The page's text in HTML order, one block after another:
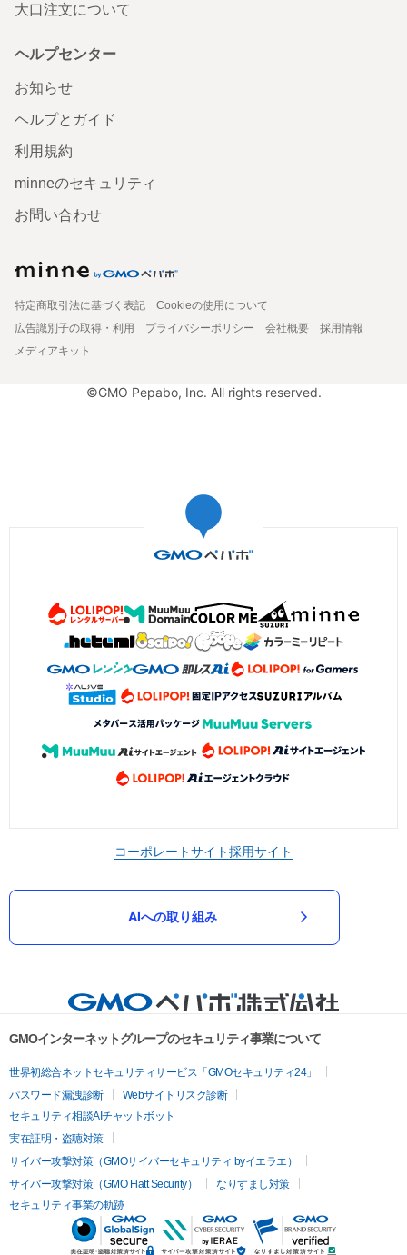
大口注文について
ヘルプセンター
お知らせ
ヘルプとガイド
利用規約
minneのセキュリティ
お問い合わせ
特定商取引法に基づく表記
Cookieの使用について
広告識別子の取得・利用
プライバシーポリシー 会社概要
採用情報
メディアキット
©GMO Pepabo, Inc. All rights reserved.
コーポレートサイト採用サイト
AIへの取り組み
GMOインターネットグループのセキュリティ事業について
世界初総合ネットセキュリティサービス「GMOセキュリティ24」
パスワード漏洩診断
Webサイトリスク診断
セキュリティ相談AIチャットボット
実在証明・盗聴対策
サイバー攻撃対策（GMOサイバーセキュリティ byイエラエ）
サイバー攻撃対策（GMO Flatt Security）
なりすまし対策
セキュリティ事業の軌跡